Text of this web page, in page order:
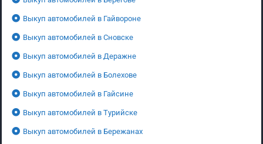
Выкуп автомобилей в Гайвороне
Выкуп автомобилей в Сновске
Выкуп автомобилей в Деражне
Выкуп автомобилей в Болехове
Выкуп автомобилей в Гайсине
Выкуп автомобилей в Турийске
Выкуп автомобилей в Бережанах